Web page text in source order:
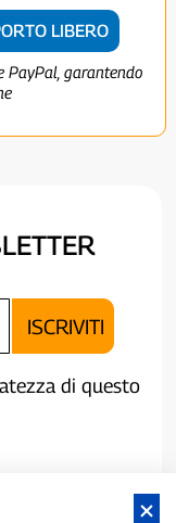
LIBERO
PayPal, garantendo
di questo